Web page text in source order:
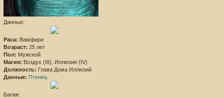
Данные:
Раса: Вамфири
Возраст: 25 лет
Пол: Мужской
Магия: Воздух (III), Иллюзия (IV)
Должность: Глава Дома Иллюзий
Данные: Птенец
Багаж: